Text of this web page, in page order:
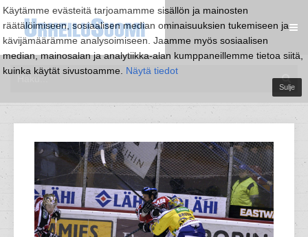
Käytämme evästeitä tarjoamamme sisällön ja mainosten
räätälöimiseen, sosiaalisen median ominaisuuksien tukemiseen ja
kävijämäärämme analysoimiseen. Jaamme myös sosiaalisen
median, mainosalan ja analytiikka-alan kumppaneillemme tietoa siitä,
kuinka käytät sivustoamme. Näytä tiedot
Sulje